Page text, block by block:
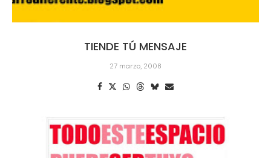
TIENDE TÚ MENSAJE
27 marzo, 2008